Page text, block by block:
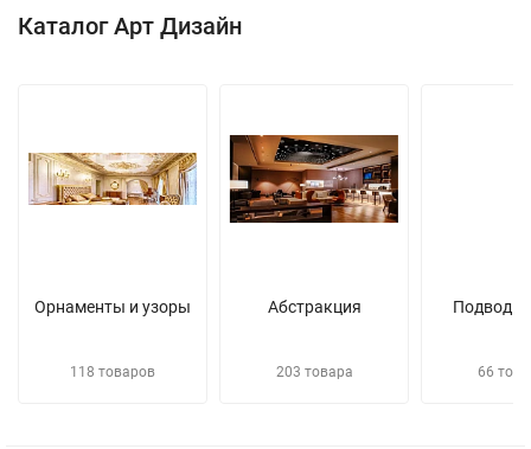
Каталог Арт Дизайн
Орнаменты и узоры
118 товаров
Абстракция
203 товара 66